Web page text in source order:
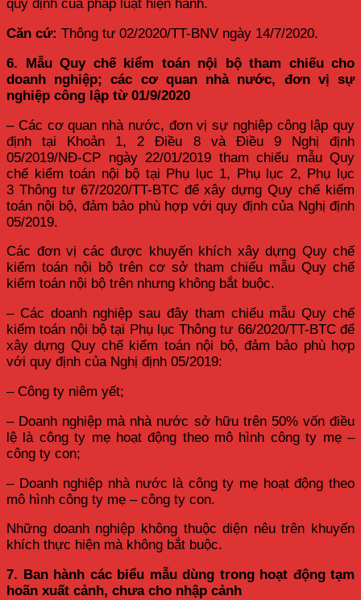
quy định của pháp luật hiện hành.
Căn cứ: Thông tư 02/2020/TT-BNV ngày 14/7/2020.
6. Mẫu Quy chế kiểm toán nội bộ tham chiếu cho
doanh nghiệp; các cơ quan nhà nước, đơn vị sự
nghiệp công lập từ 01/9/2020
– Các cơ quan nhà nước, đơn vị sự nghiệp công lập quy
định tại Khoản 1, 2 Điều 8 và Điều 9 Nghị định
05/2019/NĐ-CP ngày 22/01/2019 tham chiếu mẫu Quy
chế kiểm toán nội bộ tại Phụ lục 1, Phụ lục 2, Phụ lục
3 Thông tư 67/2020/TT-BTC để xây dựng Quy chế kiểm
toán nội bộ, đảm bảo phù hợp với quy định của Nghị định
05/2019.
Các đơn vị các được khuyến khích xây dựng Quy chế
kiểm toán nội bộ trên cơ sở tham chiếu mẫu Quy chế
kiểm toán nội bộ trên nhưng không bắt buộc.
– Các doanh nghiệp sau đây tham chiếu mẫu Quy chế
kiểm toán nội bộ tại Phụ lục Thông tư 66/2020/TT-BTC để
xây dựng Quy chế kiểm toán nội bộ, đảm bảo phù hợp
với quy định của Nghị định 05/2019:
– Công ty niêm yết;
– Doanh nghiệp mà nhà nước sở hữu trên 50% vốn điều
lệ là công ty mẹ hoạt động theo mô hình công ty mẹ –
công ty con;
– Doanh nghiệp nhà nước là công ty mẹ hoạt động theo
mô hình công ty mẹ – công ty con.
Những doanh nghiệp không thuộc diện nêu trên khuyến
khích thực hiện mà không bắt buộc.
7. Ban hành các biểu mẫu dùng trong hoạt động tạm
hoãn xuất cảnh, chưa cho nhập cảnh